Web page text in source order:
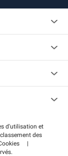
d'utilisation et
des
|